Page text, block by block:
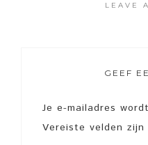
LEAVE
GEEF
Je e-mailadres
Vereiste velden zijn